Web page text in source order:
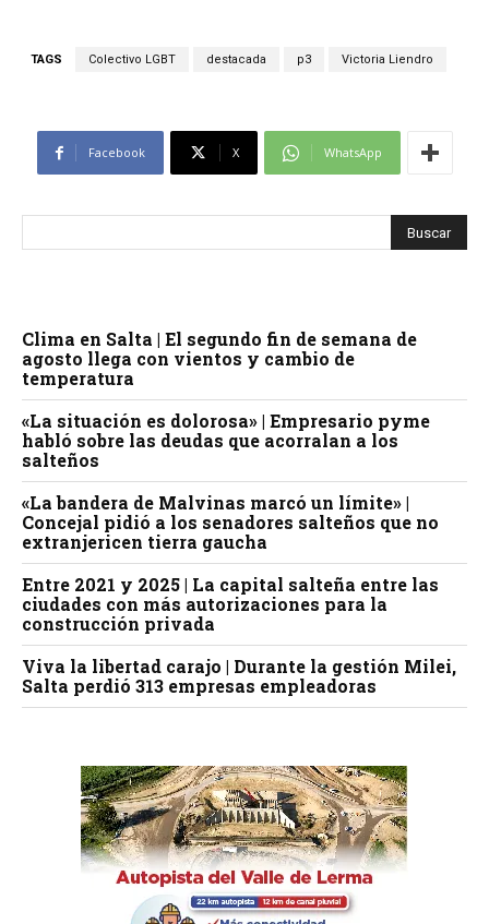
TAGS Colectivo LGBT destacada p3 Victoria Liendro
Facebook X WhatsApp
Clima en Salta | El segundo fin de semana de
agosto llega con vientos y cambio de
temperatura
«La situación es dolorosa» | Empresario pyme
habló sobre las deudas que acorralan a los
salteños
«La bandera de Malvinas marcó un límite» |
Concejal pidió a los senadores salteños que no
extranjericen tierra gaucha
Entre 2021 y 2025 | La capital salteña entre las
ciudades con más autorizaciones para la
construcción privada
Viva la libertad carajo | Durante la gestión Milei,
Salta perdió 313 empresas empleadoras